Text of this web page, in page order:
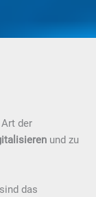
der
und zu
das